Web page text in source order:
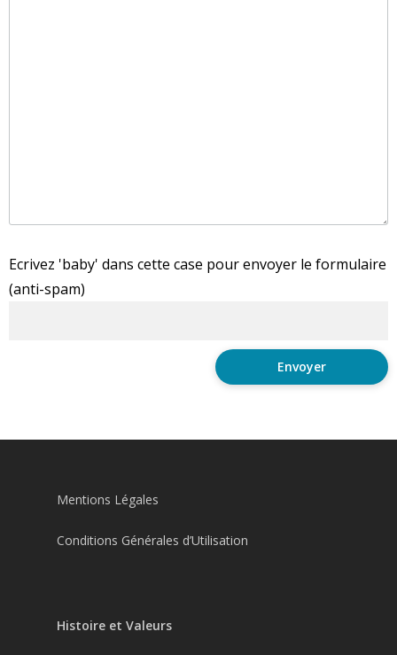
Ecrivez 'baby' dans cette case pour envoyer le formulaire
(anti-spam)
Mentions Légales
Conditions Générales d’Utilisation
Histoire et Valeurs